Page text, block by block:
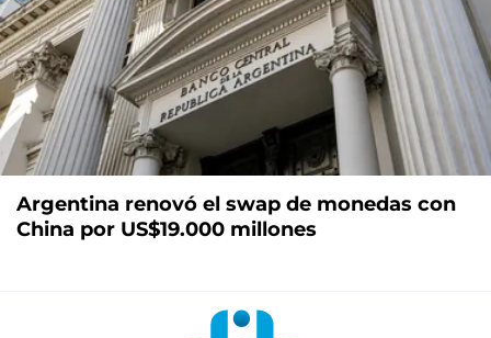
Argentina renovó el swap de monedas con
China por US$19.000 millones